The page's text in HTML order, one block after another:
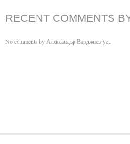
RECENT
No comments by Александър Варджиев yet.